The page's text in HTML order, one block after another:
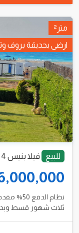
متر²
ارضى بحديقة بروف
للبيع فيلا بنيس 4 متر² ارضى بحديقة بروف وتراث
6,000,000
ثلاث شهور قسط